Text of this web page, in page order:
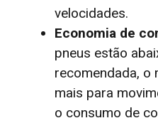
velocidades.
Economia de
pneus estão
recomendada, o
mais para
o consumo de